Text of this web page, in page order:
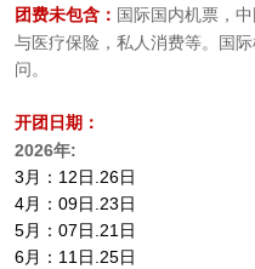
团费未包含： 国际国内机票，
与医疗保险，私人消费等。国
问。
开团日期：
2026年:
3月：12日.26日
4月：09日.23日
5月：07日.21日
6月：11日.25日